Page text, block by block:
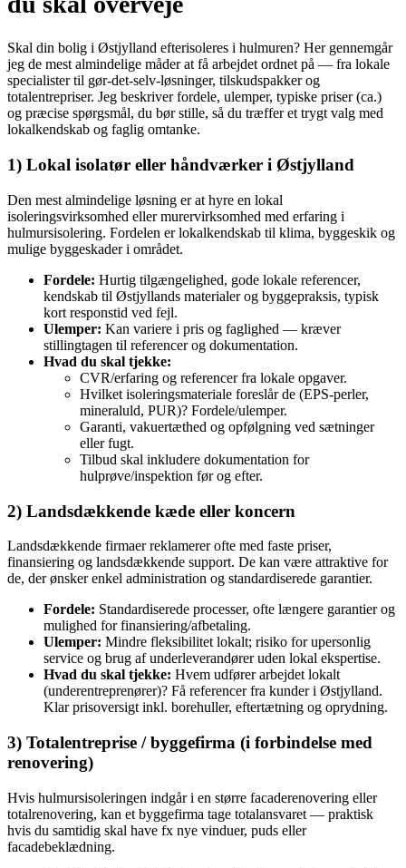
Skal din bolig i Østjylland efterisoleres i hulmuren? Her gennemgår
jeg de mest almindelige måder at få arbejdet ordnet på — fra lokale
specialister til gør‑det‑selv‑løsninger, tilskudspakker og
totalentrepriser. Jeg beskriver fordele, ulemper, typiske priser (ca.)
og præcise spørgsmål, du bør stille, så du træffer et trygt valg med
lokalkendskab og faglig omtanke.
1) Lokal isolatør eller håndværker i Østjylland
Den mest almindelige løsning er at hyre en lokal
isoleringsvirksomhed eller murervirksomhed med erfaring i
hulmursisolering. Fordelen er lokalkendskab til klima, byggeskik og
mulige byggeskader i området.
Fordele: Hurtig tilgængelighed, gode lokale referencer,
kendskab til Østjyllands materialer og byggepraksis, typisk
kort responstid ved fejl.
Ulemper: Kan variere i pris og faglighed — kræver
stillingtagen til referencer og dokumentation.
Hvad du skal tjekke:
CVR/erfaring og referencer fra lokale opgaver.
Hvilket isoleringsmateriale foreslår de (EPS‑perler,
mineraluld, PUR)? Fordele/ulemper.
Garanti, vakuertæthed og opfølgning ved sætninger
eller fugt.
Tilbud skal inkludere dokumentation for
hulprøve/inspektion før og efter.
2) Landsdækkende kæde eller koncern
Landsdækkende firmaer reklamerer ofte med faste priser,
finansiering og landsdækkende support. De kan være attraktive for
de, der ønsker enkel administration og standardiserede garantier.
Fordele: Standardiserede processer, ofte længere garantier og
mulighed for finansiering/afbetaling.
Ulemper: Mindre fleksibilitet lokalt; risiko for upersonlig
service og brug af underleverandører uden lokal ekspertise.
Hvad du skal tjekke: Hvem udfører arbejdet lokalt
(underentreprenører)? Få referencer fra kunder i Østjylland.
Klar prisoversigt inkl. borehuller, eftertætning og oprydning.
3) Totalentreprise / byggefirma (i forbindelse med
renovering)
Hvis hulmursisoleringen indgår i en større facaderenovering eller
totalrenovering, kan et byggefirma tage totalansvaret — praktisk
hvis du samtidig skal have fx nye vinduer, puds eller
facadebeklædning.